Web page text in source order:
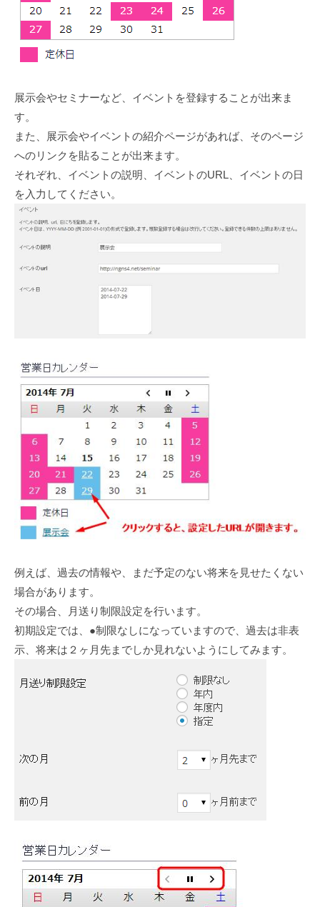
展示会やセミナーなど、イベントを登録することが出来ま
す。
また、展示会やイベントの紹介ページがあれば、そのページ
へのリンクを貼ることが出来ます。
それぞれ、イベントの説明、イベントのURL、イベントの日
を入力してください。
例えば、過去の情報や、まだ予定のない将来を見せたくない
場合があります。
その場合、月送り制限設定を行います。
初期設定では、●制限なしになっていますので、過去は非表
示、将来は２ヶ月先までしか見れないようにしてみます。